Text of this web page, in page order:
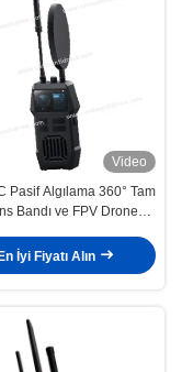
Video
Pasif Algılama 360° Tam
Bandı ve FPV Drones
Drone Detektörü
İyi Fiyatı Alın